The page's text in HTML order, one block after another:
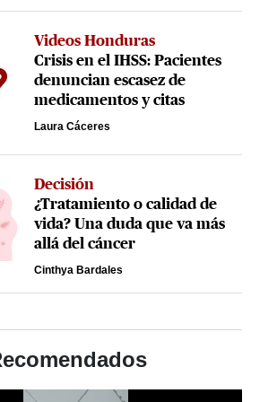
Videos Honduras
Crisis en el IHSS: Pacientes
denuncian escasez de
medicamentos y citas
Laura Cáceres
Decisión
¿Tratamiento o calidad de
vida? Una duda que va más
allá del cáncer
Cinthya Bardales